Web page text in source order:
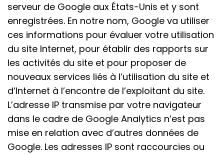
serveur de Google aux États-Unis et y sont
enregistrées. En notre nom, Google va utiliser
ces informations pour évaluer votre utilisation
du site Internet, pour établir des rapports sur
les activités du site et pour proposer de
nouveaux services liés à l’utilisation du site et
d’Internet à l’encontre de l’exploitant du site.
L’adresse IP transmise par votre navigateur
dans le cadre de Google Analytics n’est pas
mise en relation avec d’autres données de
Google. Les adresses IP sont raccourcies ou